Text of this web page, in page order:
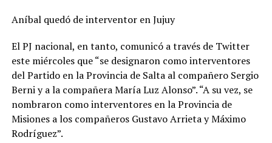
Aníbal quedó de interventor en Jujuy
El PJ nacional, en tanto, comunicó a través de Twitter
este miércoles que “se designaron como interventores
del Partido en la Provincia de Salta al compañero Sergio
Berni y a la compañera María Luz Alonso”. “A su vez, se
nombraron como interventores en la Provincia de
Misiones a los compañeros Gustavo Arrieta y Máximo
Rodríguez”.